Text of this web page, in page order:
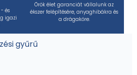
és
igazi
Örök élet garanciát vállalunk az
ékszer felépítésére, anyaghibákra és
a drágakőre.
gyűrű